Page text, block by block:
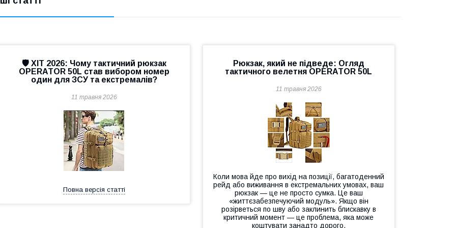
🛡️ ХІТ 2026: Чому тактичний рюкзак
OPERATOR 50L став вибором номер
один для ЗСУ та екстремалів?
11 травня 2026
Повна версія статті
Рюкзак, який не підведе: Огляд
тактичного велетня OPERATOR 50L
11 травня 2026
Коли мова йде про вихід на позиції, багатоденний
рейд або виживання в екстремальних умовах, ваш
рюкзак — це не просто сумка. Це ваш
«життєзабезпечуючий модуль». Якщо він
розірветься по шву або заклинить блискавку в
критичний момент — це проблема, яка може
коштувати занадто дорого.